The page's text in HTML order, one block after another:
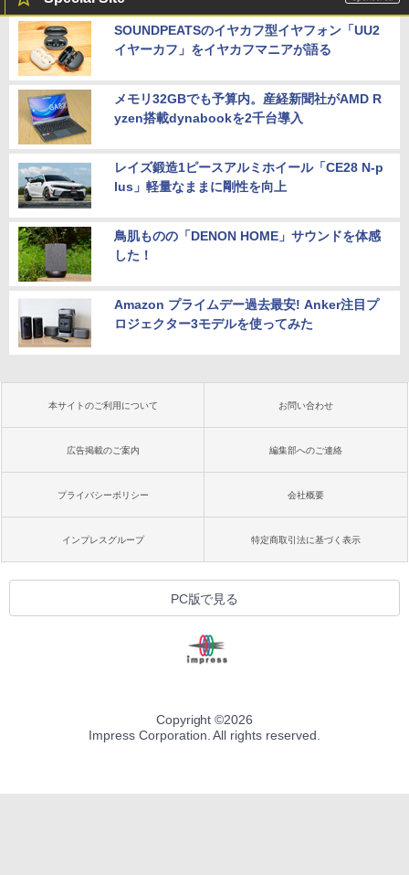
SOUNDPEATSのイヤカフ型イヤフォン「UU2
イヤーカフ」をイヤカフマニアが語る
メモリ32GBでも予算内。産経新聞社がAMD R
yzen搭載dynabookを2千台導入
レイズ鍛造1ピースアルミホイール「CE28 N-p
lus」軽量なままに剛性を向上
鳥肌ものの「DENON HOME」サウンドを体感
した！
Amazon プライムデー過去最安! Anker注目プ
ロジェクター3モデルを使ってみた
本サイトのご利用について お問い合わせ
広告掲載のご案内 編集部へのご連絡
プライバシーポリシー 会社概要
インプレスグループ 特定商取引法に基づく表示
PC版で見る
Copyright ©2026
Impress Corporation. All rights reserved.